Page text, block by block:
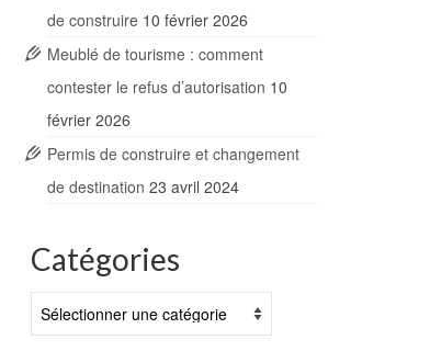
de construire 10 février 2026
Meublé de tourisme : comment
contester le refus d’autorisation 10
février 2026
Permis de construire et changement
de destination 23 avril 2024
Catégories